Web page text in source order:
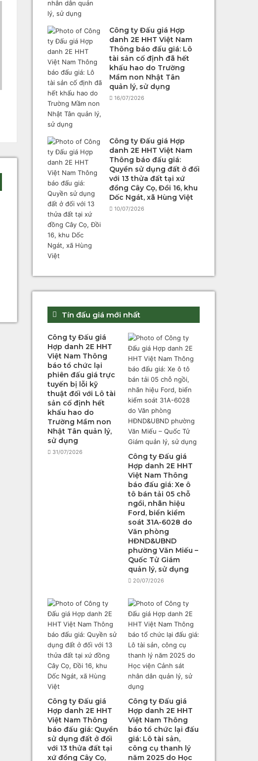
Công ty Đấu giá Hợp
danh 2E HHT Việt Nam
Thông báo đấu giá: Lô
tài sản cố định đã hết
khấu hao do Trường
Mầm non Nhật Tân
quản lý, sử dụng
16/07/2026
Công ty Đấu giá Hợp
danh 2E HHT Việt Nam
Thông báo đấu giá:
Quyền sử dụng đất ở đối
với 13 thửa đất tại xứ
đồng Cây Cọ, Đồi 16, khu
Dốc Ngát, xã Hùng Việt
10/07/2026
Tín đấu giá mới nhất
Công ty Đấu giá
Hợp danh 2E HHT
Việt Nam Thông
báo tổ chức lại
phiên đấu giá trực
tuyến bị lỗi kỹ
thuật đối với Lô tài
sản cố định hết
khấu hao do
Trường Mầm non
Nhật Tân quản lý,
sử dụng
31/07/2026
Công ty Đấu giá
Hợp danh 2E HHT
Việt Nam Thông
báo đấu giá: Xe ô
tô bán tải 05 chỗ
ngồi, nhãn hiệu
Ford, biển kiểm
soát 31A-6028 do
Văn phòng
HĐND&UBND
phường Văn Miếu –
Quốc Tử Giám
quản lý, sử dụng
20/07/2026
Công ty Đấu giá
Hợp danh 2E HHT
Việt Nam Thông
báo đấu giá: Quyền
sử dụng đất ở đối
với 13 thửa đất tại
xứ đồng Cây Cọ,
Công ty Đấu giá
Hợp danh 2E HHT
Việt Nam Thông
báo tổ chức lại đấu
giá: Lô tài sản,
công cụ thanh lý
năm 2025 do Học